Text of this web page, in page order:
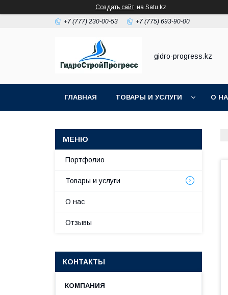
Создать сайт на Satu.kz
+7 (777) 230-00-53 +7 (775) 693-90-00
gidro-progress.kz
ГЛАВНАЯ ТОВАРЫ И УСЛУГИ О
Портфолио
Товары и услуги
О нас
Отзывы
КОНТАКТЫ